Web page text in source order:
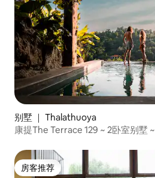
别墅 ｜ Thalathuoya
康提The Terrace 129 ~ 2卧室别墅
房客推荐
房客推荐